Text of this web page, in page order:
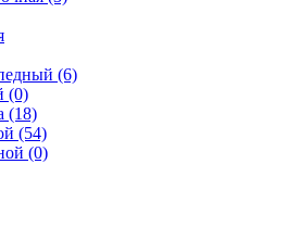
(6)
(0)
(18)
(54)
(0)